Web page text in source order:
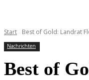
Start Best of Gold: Landrat
Nachrichten
Best of